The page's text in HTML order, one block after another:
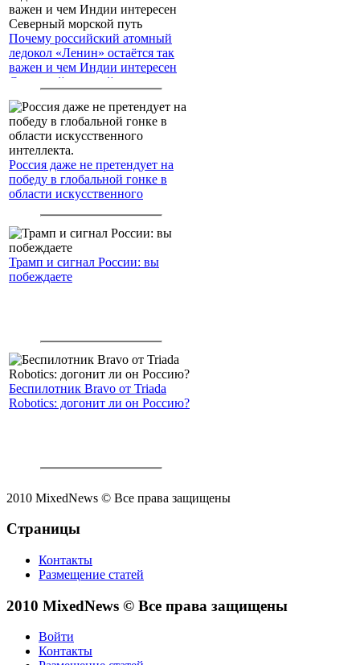
Почему российский атомный
ледокол «Ленин» остаётся так
важен и чем Индии интересен
Северный морской путь
Россия даже не претендует на
победу в глобальной гонке в
области искусственного
Трамп и сигнал России: вы
побеждаете
Беспилотник Bravo от Triada
Robotics: догонит ли он Россию?
2010 MixedNews © Все права защищены
Страницы
Контакты
Размещение статей
2010 MixedNews © Все права защищены
Войти
Контакты